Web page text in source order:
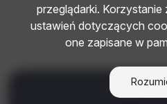
OTO
przeglądarki.
ustawień dotyczących
one zapisane w